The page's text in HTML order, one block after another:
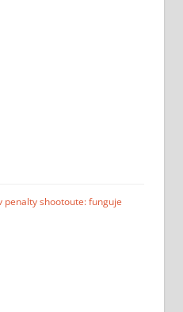
penalty shootoute: funguje